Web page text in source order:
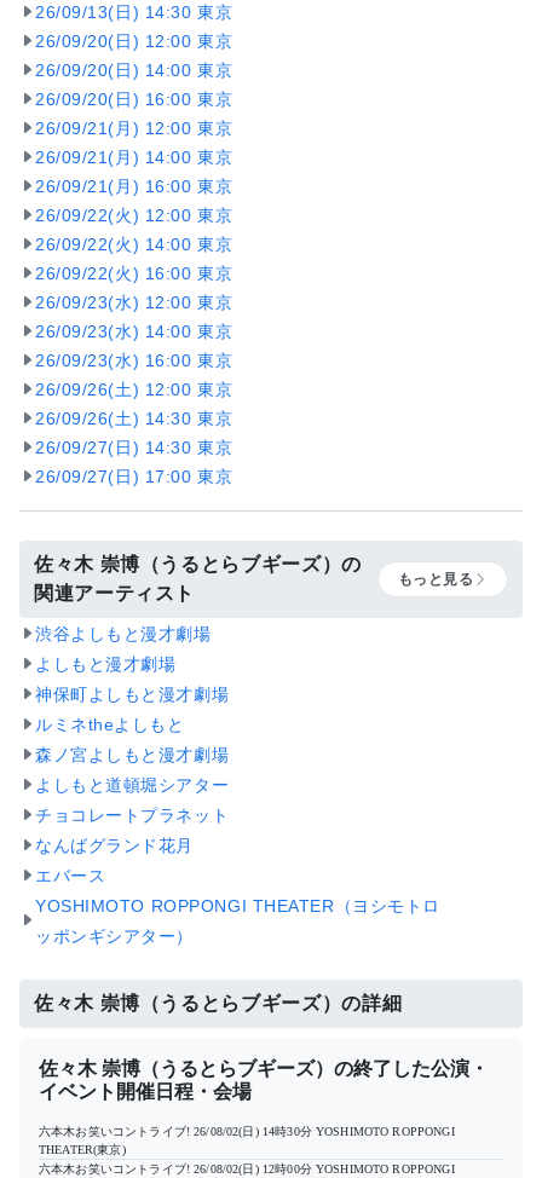
26/09/13(日) 14:30 東京
26/09/20(日) 12:00 東京
26/09/20(日) 14:00 東京
26/09/20(日) 16:00 東京
26/09/21(月) 12:00 東京
26/09/21(月) 14:00 東京
26/09/21(月) 16:00 東京
26/09/22(火) 12:00 東京
26/09/22(火) 14:00 東京
26/09/22(火) 16:00 東京
26/09/23(水) 12:00 東京
26/09/23(水) 14:00 東京
26/09/23(水) 16:00 東京
26/09/26(土) 12:00 東京
26/09/26(土) 14:30 東京
26/09/27(日) 14:30 東京
26/09/27(日) 17:00 東京
佐々木 崇博（うるとらブギーズ）の
関連アーティスト
もっと見る
渋谷よしもと漫才劇場
よしもと漫才劇場
神保町よしもと漫才劇場
ルミネtheよしもと
森ノ宮よしもと漫才劇場
よしもと道頓堀シアター
チョコレートプラネット
なんばグランド花月
エバース
YOSHIMOTO ROPPONGI THEATER（ヨシモトロ
ッポンギシアター）
佐々木 崇博（うるとらブギーズ）の詳細
佐々木 崇博（うるとらブギーズ）の終了した公演・
イベント開催日程・会場
六本木お笑いコントライブ! 26/08/02(日) 14時30分 YOSHIMOTO ROPPONGI
THEATER(東京)
六本木お笑いコントライブ! 26/08/02(日) 12時00分 YOSHIMOTO ROPPONGI